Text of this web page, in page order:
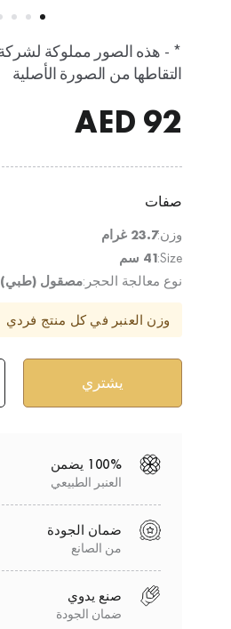
التقاطها من الصورة الأصلية
92
صفات
وزن:23.7 غرام
Size:41 سم
نوع معالجة الحجر:مصقول (طبي)
وزن العنبر في كل منتج فردي
100% يضمن
العنبر الطبيعي
ضمان الجودة
من الصانع
صنع يدوي
ضمان الجودة